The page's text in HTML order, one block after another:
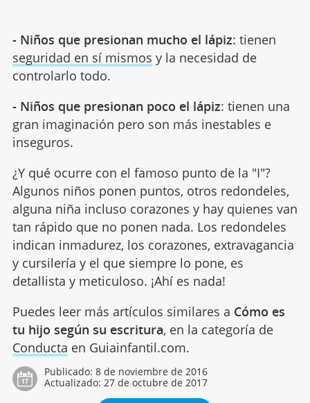
- Niños que presionan mucho el lápiz: tienen
seguridad en sí mismos y la necesidad de
controlarlo todo.
- Niños que presionan poco el lápiz: tienen una
gran imaginación pero son más inestables e
inseguros.
¿Y qué ocurre con el famoso punto de la "I"?
Algunos niños ponen puntos, otros redondeles,
alguna niña incluso corazones y hay quienes van
tan rápido que no ponen nada. Los redondeles
indican inmadurez, los corazones, extravagancia
y cursilería y el que siempre lo pone, es
detallista y meticuloso. ¡Ahí es nada!
Puedes leer más artículos similares a Cómo es
tu hijo según su escritura, en la categoría de
Conducta en Guiainfantil.com.
Publicado: 8 de noviembre de 2016
Actualizado: 27 de octubre de 2017